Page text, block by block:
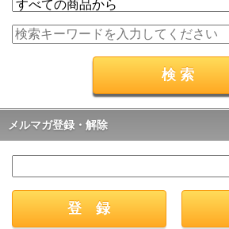
メルマガ登録・解除